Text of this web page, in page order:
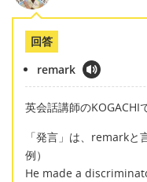
回答
remark
英会話講師のKOGACHI
「発言」は、remarkと
例）
He made a